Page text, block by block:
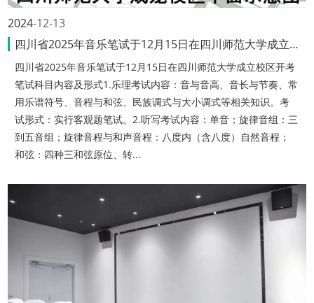
12-13
2024
四川省2025年音乐笔试于12月15日在四川师范大学成立校区开考
四川省2025年音乐笔试于12月15日在四川师范大学成立校区开考
笔试科目内容及形式1.乐理考试内容：音与音高、音长与节奏、常
用乐谱符号、音程与和弦、民族调式与大小调式等相关知识。考
试形式：实行客观题笔试。2.听写考试内容：单音；旋律音组：三
到五音组；旋律音程与和声音程：八度内（含八度）自然音程；
和弦：四种三和弦原位、转...